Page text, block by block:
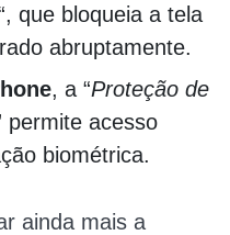
que bloqueia a tela
abruptamente.
, a “Proteção de
permite acesso
biométrica.
ainda mais a